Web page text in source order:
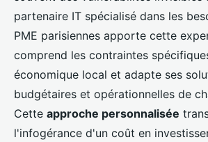
partenaire IT spécialisé dans les
PME parisiennes apporte cette
comprend les contraintes
économique local et adapte ses
budgétaires et opérationnelles de
Cette approche personnalisée
l'infogérance d'un coût en